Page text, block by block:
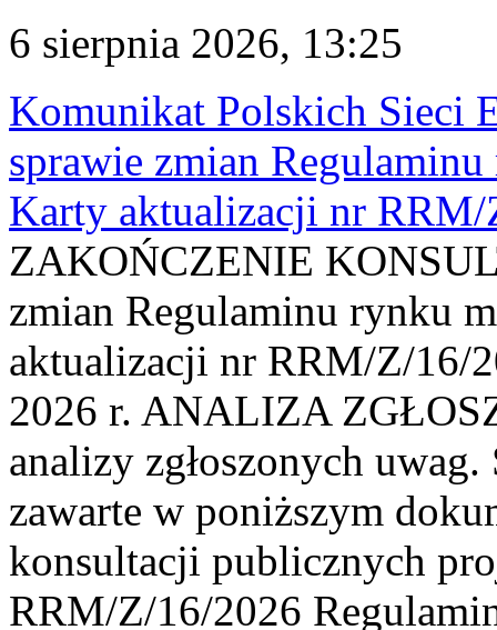
6 sierpnia 2026, 13:25
Komunikat Polskich Sieci
sprawie zmian
Karty aktualizacji nr
ZAKOŃCZENIE
zmian Regulaminu rynku
aktualizacji nr RRM/Z/16/
2026 r. ANALIZA
analizy zgłoszonych
zawarte w poniższym
konsultacji publicznych
RRM/Z/16/2026